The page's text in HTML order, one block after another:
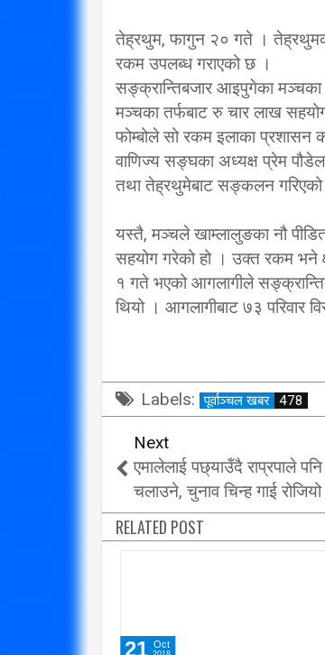
तेह्रथुम, फागुन २० गते ।
रकम उपलब्ध गराएको छ ।
सङ्क्रान्तिबजार आइपुगेका मञ्चका
मञ्चका तर्फबाट रु चार लाख
फोम्बोले सो रकम इलाका प्रशासन
वाणिज्य सङ्घका अध्यक्ष प्रेम
तथा तेह्रथुमेबाट सङ्कलन गरिएको
यस्तै, मञ्चले खाम्लालुङका नौ
सहयोग गरेको हो । उक्त रकम भने
१ गते भएको आगलागीले
थियो । आगलागीबाट ७३ परिवार
Labels: पूर्वाञ्चल खबर 478
Next
एमालेलाई पछ्याउँदै राप्रपाले
चलाउने, चुनाव चिन्ह गाई रोजियो
RELATED POST
14 Aug